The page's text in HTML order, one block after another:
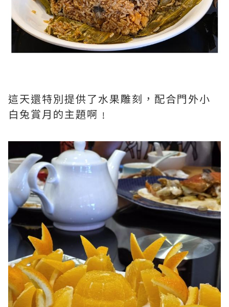
這天還特別提供了水果雕刻，配合門外小
白兔賞月的主題啊﹗